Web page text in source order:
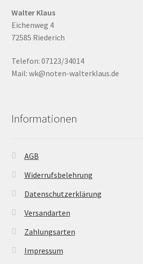
Walter Klaus
Eichenweg 4
72585 Riederich
Telefon: 07123/34014
Mail: wk@noten-walterklaus.de
Informationen
AGB
Widerrufsbelehrung
Datenschutzerklärung
Versandarten
Zahlungsarten
Impressum